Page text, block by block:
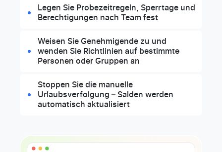
Legen Sie Probezeitregeln, Sperrtage und
Berechtigungen nach Team fest
Weisen Sie Genehmigende zu und
wenden Sie Richtlinien auf bestimmte
Personen oder Gruppen an
Stoppen Sie die manuelle
Urlaubsverfolgung – Salden werden
automatisch aktualisiert